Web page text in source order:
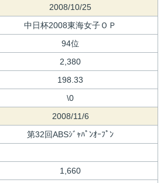
2008/10/25
中日杯2008東海女子ＯＰ
94位
2,380
198.33
\0
2008/11/6
第32回ABSｼﾞｬﾊﾟﾝｵｰﾌﾟﾝ
1,660